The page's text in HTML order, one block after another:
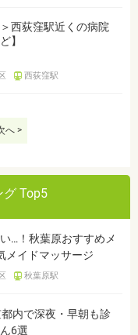
西荻窪駅近くの病院
】
西荻窪駅
へ >
グ Top5
…！秋葉原おすすめメ
イドマッサージ
秋葉原駅
都内で深夜・早朝も診
6選